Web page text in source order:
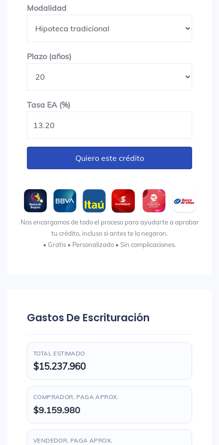
Modalidad
Plazo (años)
Tasa EA (%)
Quiero este crédito
Nos encargamos de todo el proceso para ayudarte a aprobar
tu crédito, incluso si antes te lo negaron.
• Gratis • Personalizado • Sin complicaciones.
Gastos De Escrituración
TOTAL ESTIMADO
$15.237.960
COMPRADOR, PAGA APROX.
$9.159.980
VENDEDOR, PAGA APROX.